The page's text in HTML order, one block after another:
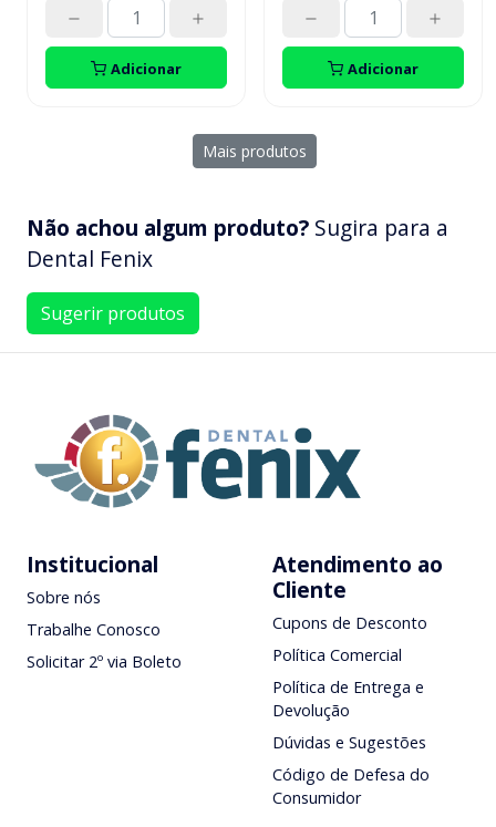
Adicionar Adicionar
Mais produtos
Não achou algum produto? Sugira para a
Dental Fenix
Sugerir produtos
Institucional
Sobre nós
Trabalhe Conosco
Solicitar 2º via Boleto
Atendimento ao
Cliente
Cupons de Desconto
Política Comercial
Política de Entrega e
Devolução
Dúvidas e Sugestões
Código de Defesa do
Consumidor